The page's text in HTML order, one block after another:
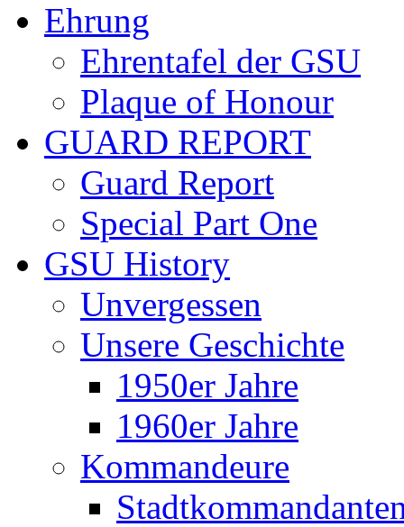
Ehrung
Ehrentafel der GSU
Plaque of Honour
GUARD REPORT
Guard Report
Special Part One
GSU History
Unvergessen
Unsere Geschichte
1950er Jahre
1960er Jahre
Kommandeure